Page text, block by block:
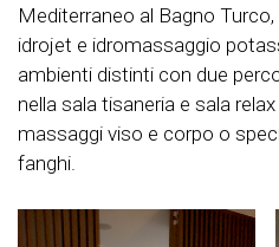
Mediterraneo al Bagno
idrojet e idromassaggio
ambienti distinti con due
nella sala tisaneria e sala
massaggi viso e corpo o
fanghi.